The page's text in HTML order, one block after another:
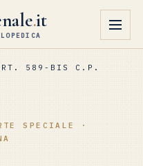
.it
589-BIS C.P.
SPECIALE ·